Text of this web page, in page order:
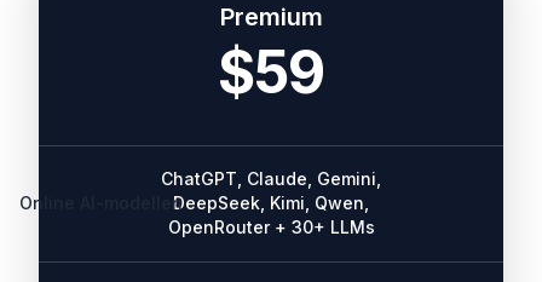
Premium
$59
Online AI-modellen
ChatGPT, Claude, Gemini,
DeepSeek, Kimi, Qwen,
OpenRouter + 30+ LLMs